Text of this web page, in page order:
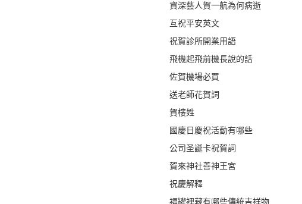
資深藝人賀一航為何病逝
互祝平安英文
祝賀診所開業用語
飛機起飛前機長說的話
佐賀機場必買
送老師花賀詞
賀樓姓
國慶日慶祝活動有哪些
公司圣誕卡祝賀詞
賀來神社善神王宮
祝慶解釋
福罐裡藏有哪些傳統吉祥物